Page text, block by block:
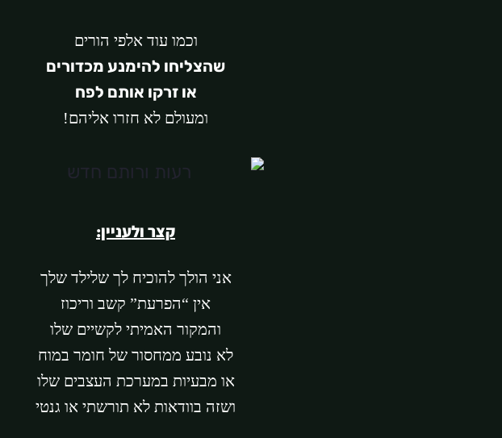
וכמו עוד אלפי הורים
שהצליחו להימנע מכדורים
או זרקו אותם לפח
ומעולם לא חזרו אליהם!
קצר ולעניין:
אני הולך להוכיח לך שלילד שלך
אין “הפרעת” קשב וריכוז
והמקור האמיתי לקשיים שלו
לא נובע ממחסור של חומר במוח
או מבעיות במערכת העצבים שלו
ושזה בוודאות לא תורשתי או גנטי